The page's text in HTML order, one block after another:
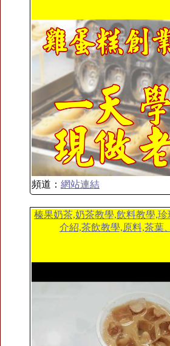
頻道： 網站連結
榛果奶茶,奶茶教學,飲料教學,
介紹,茶飲教學,原料,茶葉